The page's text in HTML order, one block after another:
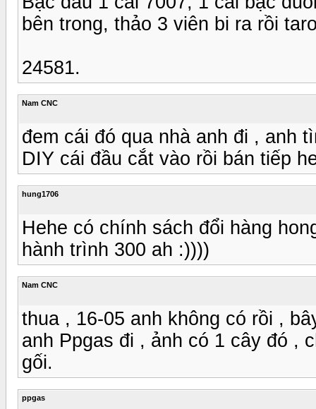
bên trong, thảo 3 viên bi ra rồi
24581.
Nam CNC
đem cái đó qua nhà anh đi , anh
DIY cái đầu cắt vào rồi bán tiếp
hung1706
Hehe có chính sách đổi hàng
hành trình 300 ah :))))
Nam CNC
thua , 16-05 anh không có rồi ,
anh Ppgas đi , ảnh có 1 cây đó ,
gối.
ppgas